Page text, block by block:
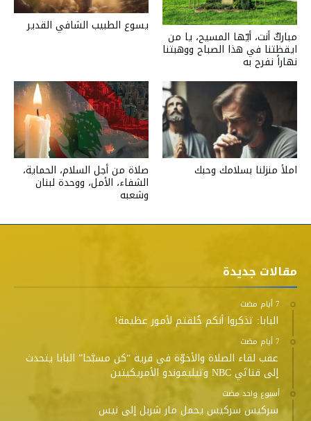
يسوع الطبيب الشافي القدير
مباركٌ أنت، أيّها المسيح، يا من
ايقظتنا في هذا الصباح ووهبتنا
نهاراً نفرح به
صلاة من أجل السلام، الحماية،
الشفاء، الأمل، ووحدة لبنان
وشعبه
املأ منزلنا بسلامك وحبك
مقالات جديدة
البابا: تذكروا أنكم خُلقتم لأمور عظيمة!
عقب لقاء الصلاة والأخوّة في قرية “كن مسبَّحا” البابا يتحدث
إلى قناتَي NBC وتيليموندو الأمريكيتين
‫‫‫‏‫أسبوع واحد مضت‬
سركيس سركيس يحمل مار شربل إلى نيس